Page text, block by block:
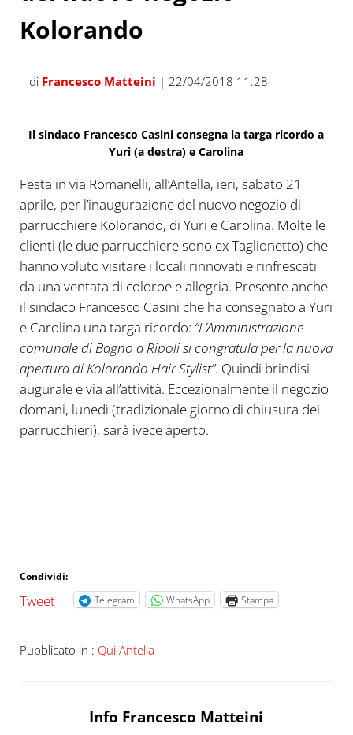
Kolorando
di Francesco Matteini | 22/04/2018 11:28
Il sindaco Francesco Casini consegna la targa ricordo a
Yuri (a destra) e Carolina
Festa in via Romanelli, all’Antella, ieri, sabato 21
aprile, per l’inaugurazione del nuovo negozio di
parrucchiere Kolorando, di Yuri e Carolina. Molte le
clienti (le due parrucchiere sono ex Taglionetto) che
hanno voluto visitare i locali rinnovati e rinfrescati
da una ventata di coloroe e allegria. Presente anche
il sindaco Francesco Casini che ha consegnato a Yuri
e Carolina una targa ricordo: “L’Amministrazione
comunale di Bagno a Ripoli si congratula per la nuova
apertura di Kolorando Hair Stylist”. Quindi brindisi
augurale e via all’attività. Eccezionalmente il negozio
domani, lunedì (tradizionale giorno di chiusura dei
parrucchieri), sarà ivece aperto.
Condividi:
Tweet Telegram WhatsApp Stampa
Pubblicato in : Qui Antella
Info Francesco Matteini